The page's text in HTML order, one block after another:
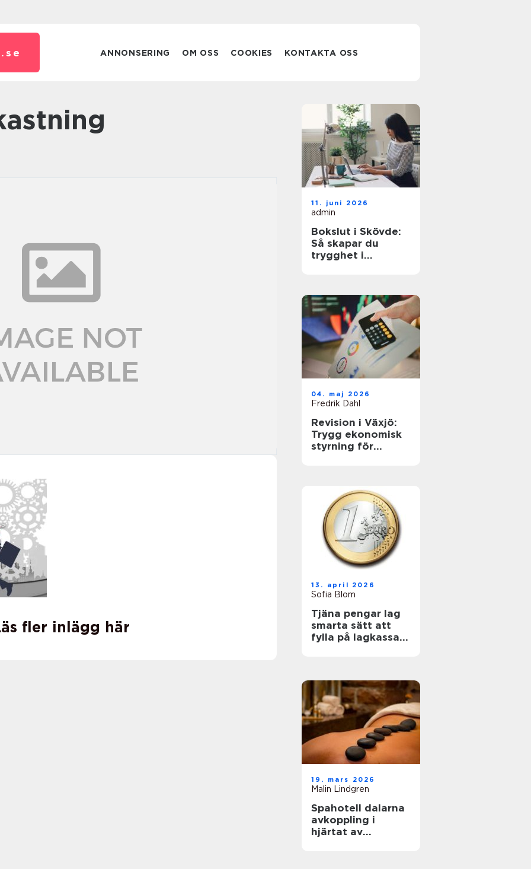
se ANNONSERING OM OSS COOKIES KONTAKTA OSS
fler inlägg här
11. juni 2026
admin
Bokslut i Skövde:
Så skapar du
trygghet i
04. maj 2026
Fredrik Dahl
Revision i Växjö:
Trygg ekonomisk
styrning för
13. april 2026
Sofia Blom
Tjäna pengar lag
smarta sätt att
fylla på lagkassan
19. mars 2026
Malin Lindgren
Spahotell dalarna
avkoppling i
hjärtat av